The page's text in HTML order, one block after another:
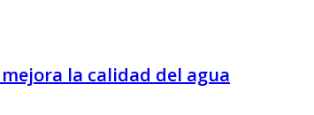
la calidad del agua